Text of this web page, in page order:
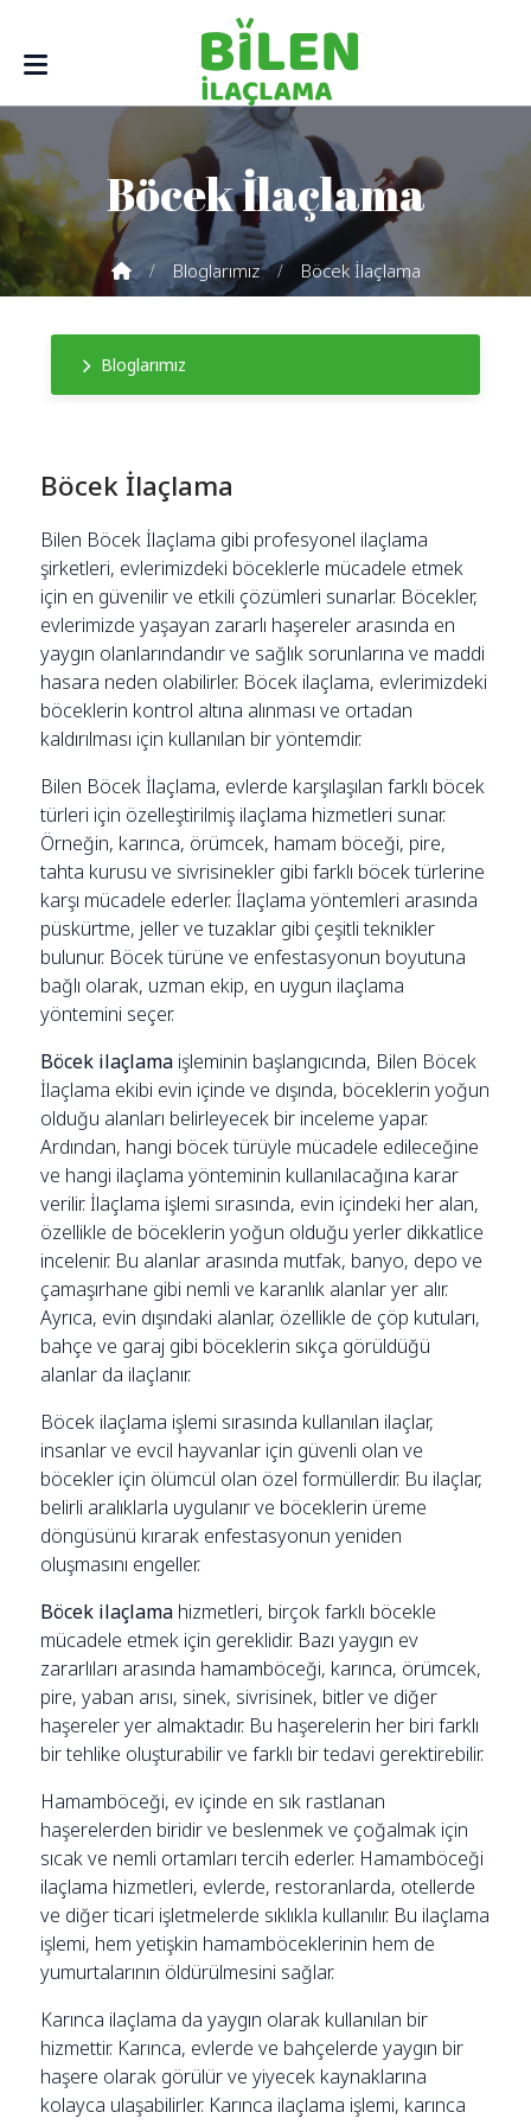
Böcek İlaçlama
Bloglarımız Böcek İlaçlama
Bloglarımız
Böcek İlaçlama
Bilen Böcek İlaçlama gibi profesyonel ilaçlama
şirketleri, evlerimizdeki böceklerle mücadele etmek
için en güvenilir ve etkili çözümleri sunarlar. Böcekler,
evlerimizde yaşayan zararlı haşereler arasında en
yaygın olanlarındandır ve sağlık sorunlarına ve maddi
hasara neden olabilirler. Böcek ilaçlama, evlerimizdeki
böceklerin kontrol altına alınması ve ortadan
kaldırılması için kullanılan bir yöntemdir.
Bilen Böcek İlaçlama, evlerde karşılaşılan farklı böcek
türleri için özelleştirilmiş ilaçlama hizmetleri sunar.
Örneğin, karınca, örümcek, hamam böceği, pire,
tahta kurusu ve sivrisinekler gibi farklı böcek türlerine
karşı mücadele ederler. İlaçlama yöntemleri arasında
püskürtme, jeller ve tuzaklar gibi çeşitli teknikler
bulunur. Böcek türüne ve enfestasyonun boyutuna
bağlı olarak, uzman ekip, en uygun ilaçlama
yöntemini seçer.
Böcek ilaçlama işleminin başlangıcında, Bilen Böcek
İlaçlama ekibi evin içinde ve dışında, böceklerin yoğun
olduğu alanları belirleyecek bir inceleme yapar.
Ardından, hangi böcek türüyle mücadele edileceğine
ve hangi ilaçlama yönteminin kullanılacağına karar
verilir. İlaçlama işlemi sırasında, evin içindeki her alan,
özellikle de böceklerin yoğun olduğu yerler dikkatlice
incelenir. Bu alanlar arasında mutfak, banyo, depo ve
çamaşırhane gibi nemli ve karanlık alanlar yer alır.
Ayrıca, evin dışındaki alanlar, özellikle de çöp kutuları,
bahçe ve garaj gibi böceklerin sıkça görüldüğü
alanlar da ilaçlanır.
Böcek ilaçlama işlemi sırasında kullanılan ilaçlar,
insanlar ve evcil hayvanlar için güvenli olan ve
böcekler için ölümcül olan özel formüllerdir. Bu ilaçlar,
belirli aralıklarla uygulanır ve böceklerin üreme
döngüsünü kırarak enfestasyonun yeniden
oluşmasını engeller.
Böcek ilaçlama hizmetleri, birçok farklı böcekle
mücadele etmek için gereklidir. Bazı yaygın ev
zararlıları arasında hamamböceği, karınca, örümcek,
pire, yaban arısı, sinek, sivrisinek, bitler ve diğer
haşereler yer almaktadır. Bu haşerelerin her biri farklı
bir tehlike oluşturabilir ve farklı bir tedavi gerektirebilir.
Hamamböceği, ev içinde en sık rastlanan
haşerelerden biridir ve beslenmek ve çoğalmak için
sıcak ve nemli ortamları tercih ederler. Hamamböceği
ilaçlama hizmetleri, evlerde, restoranlarda, otellerde
ve diğer ticari işletmelerde sıklıkla kullanılır. Bu ilaçlama
işlemi, hem yetişkin hamamböceklerinin hem de
yumurtalarının öldürülmesini sağlar.
Karınca ilaçlama da yaygın olarak kullanılan bir
hizmettir. Karınca, evlerde ve bahçelerde yaygın bir
haşere olarak görülür ve yiyecek kaynaklarına
kolayca ulaşabilirler. Karınca ilaçlama işlemi, karınca